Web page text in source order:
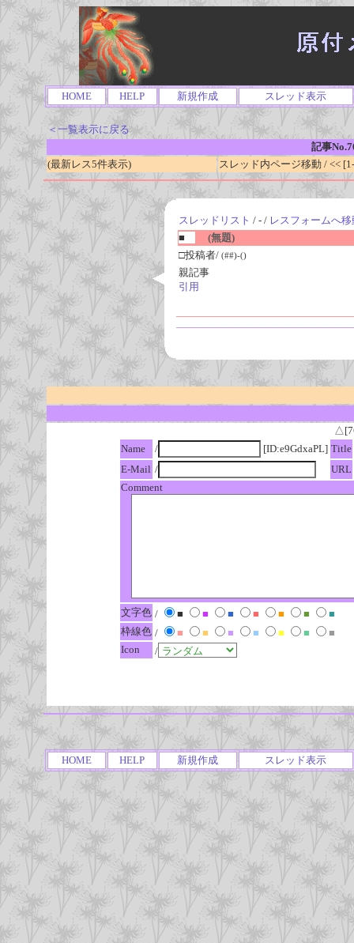
HOME HELP 新規作成 スレッド表示
＜一覧表示に戻る
記事
(最新レス5件表示)
スレッド内ページ移動 / <<
スレッドリスト / - / レスフォームへ移
■
(無題)
□投稿者/ (##)-()
親記事
引用
Name
/ [ID:e9GdxaPL] Title
E-Mail /
URL
Comment
文字色 / ■ ■ ■ ■ ■ ■
■
枠線色 / ■ ■ ■ ■ ■ ■
■
Icon
/
HOME HELP 新規作成 スレッド表示